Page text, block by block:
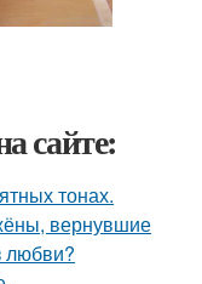
сайте:
тонах.
вернувшие
любви?